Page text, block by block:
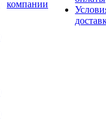
компании